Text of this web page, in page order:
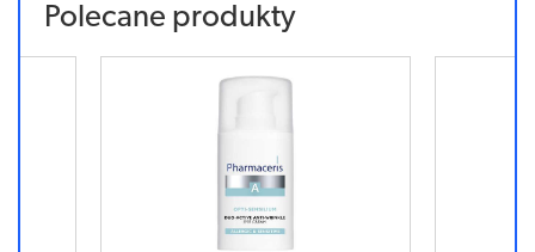
Polecane produkty